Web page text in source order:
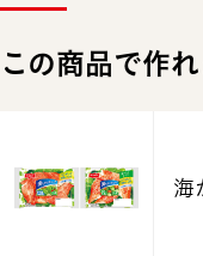
この商品で作
海